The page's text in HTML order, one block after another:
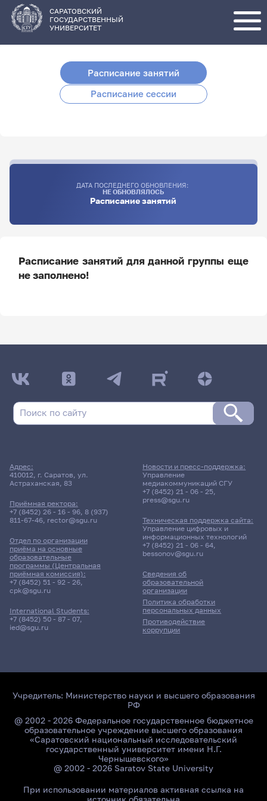
основному
содержанию
САРАТОВСКИЙ
ГОСУДАРСТВЕННЫЙ
УНИВЕРСИТЕТ
Расписание занятий
Расписание сессии
ДАТА ПОСЛЕДНЕГО ОБНОВЛЕНИЯ:
НЕ ОБНОВЛЯЛОСЬ
Расписание занятий
Расписание занятий для данной группы еще
не заполнено!
ДАТА ПОСЛЕДНЕГО ОБНОВЛЕНИЯ:
НЕ ОБНОВЛЯЛОСЬ
Адрес:
410012, г. Саратов, ул.
Астраханская, 83
Приёмная ректора:
+7 (8452) 26 - 16 - 96, 8 (937)
811-67-46, rector@sgu.ru
Отдел по организации
приёма на основные
образовательные
программы (Центральная
приёмная комиссия):
+7 (8452) 51 - 92 - 26,
cpk@sgu.ru
International Students:
+7 (8452) 50 - 87 - 07,
ied@sgu.ru
Сведения об
образовательной
организации
Политика обработки
персональных данных
Противодействие
коррупции
Новости и пресс-поддержка:
Управление
медиакоммуникаций СГУ
+7 (8452) 21 - 06 - 25,
press@sgu.ru
Техническая поддержка сайта:
Управление цифровых и
информационных технологий
+7 (8452) 21 - 06 - 64,
bessonov@sgu.ru
Учредитель: Министерство науки и высшего образования
РФ
@ 2002 - 2026 Федеральное государственное бюджетное
образовательное учреждение высшего образования
«Саратовский национальный исследовательский
государственный университет имени Н.Г.
Чернышевского»
@ 2002 - 2026 Saratov State University
При использовании материалов активная ссылка на
источник обязательна